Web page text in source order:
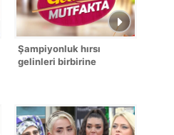
Şampiyonluk hırsı
gelinleri birbirine